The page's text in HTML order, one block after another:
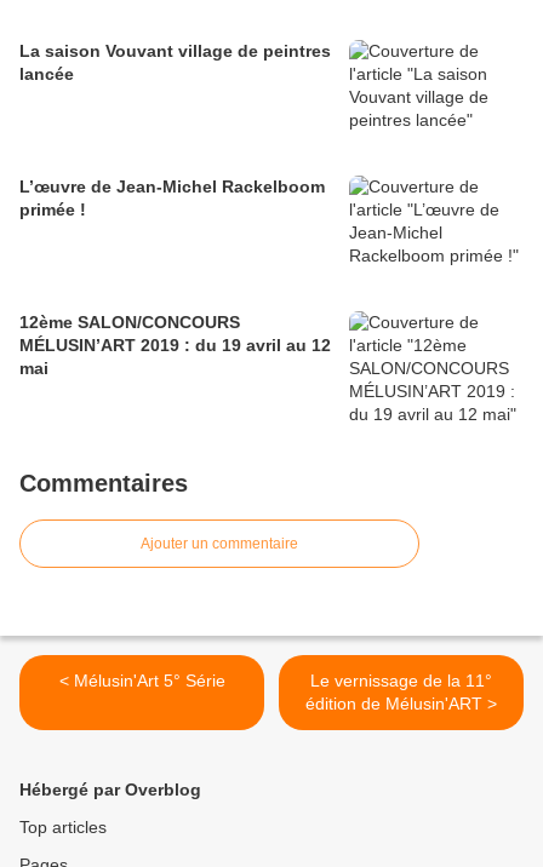
La saison Vouvant village de peintres
lancée
L’œuvre de Jean-Michel Rackelboom
primée !
12ème SALON/CONCOURS
MÉLUSIN’ART 2019 : du 19 avril au 12
mai
Commentaires
Ajouter un commentaire
< Mélusin'Art 5° Série
Le vernissage de la 11°
édition de Mélusin'ART >
Hébergé par Overblog
Top articles